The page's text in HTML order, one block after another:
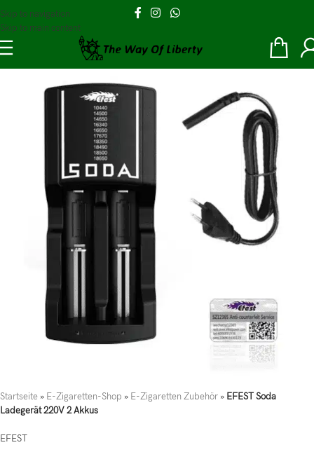
Skip to navigation
Skip to main content
Startseite » E-Zigaretten-Shop » E-Zigaretten Zubehör » EFEST Soda
Ladegerät 220V 2 Akkus
EFEST